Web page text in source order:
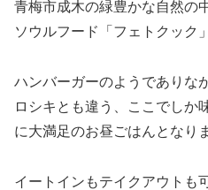
青梅市成木の緑豊かな自然の
ソウルフード「フェトクック」
ハンバーガーのようでありな
ロシキとも違う、ここでしか
に大満足のお昼ごはんとなり
イートインもテイクアウトも